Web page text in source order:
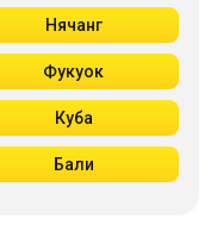
Нячанг
Фукуок
Куба
Бали